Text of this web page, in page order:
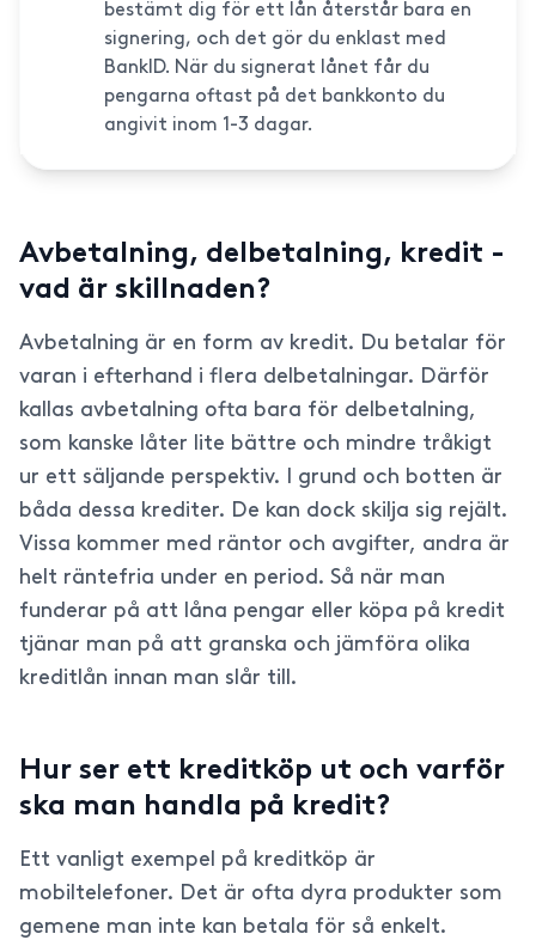
bestämt dig för ett lån återstår bara en
signering, och det gör du enklast med
BankID. När du signerat lånet får du
pengarna oftast på det bankkonto du
angivit inom 1-3 dagar.
Avbetalning, delbetalning, kredit -
vad är skillnaden?
Avbetalning är en form av kredit. Du betalar för
varan i efterhand i flera delbetalningar. Därför
kallas avbetalning ofta bara för delbetalning,
som kanske låter lite bättre och mindre tråkigt
ur ett säljande perspektiv. I grund och botten är
båda dessa krediter. De kan dock skilja sig rejält.
Vissa kommer med räntor och avgifter, andra är
helt räntefria under en period. Så när man
funderar på att låna pengar eller köpa på kredit
tjänar man på att granska och jämföra olika
kreditlån innan man slår till.
Hur ser ett kreditköp ut och varför
ska man handla på kredit?
Ett vanligt exempel på kreditköp är
mobiltelefoner. Det är ofta dyra produkter som
gemene man inte kan betala för så enkelt.